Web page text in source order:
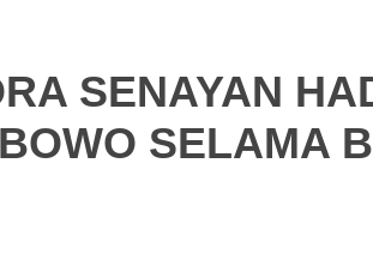
SENAYAN
SELAMA